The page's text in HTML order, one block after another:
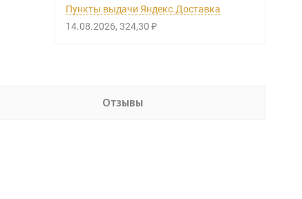
Пункты выдачи Яндекс.Доставка
14.08.2026 324,30 ₽
Отзывы